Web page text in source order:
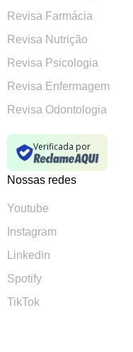
Revisa Farmácia
Revisa Nutrição
Revisa Psicologia
Revisa Enfermagem
Revisa Odontologia
Nossas redes
Verificada por
Youtube
Instagram
Linkedin
Spotify
TikTok